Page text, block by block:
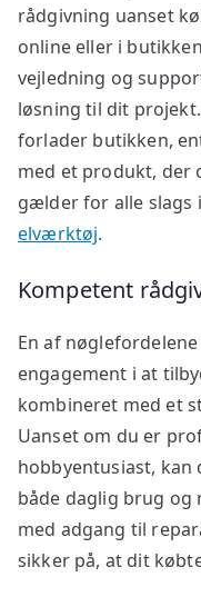
rådgivning uanset
online eller i
vejledning og
løsning til dit
forlader butikken,
med et produkt, der
gælder for alle
elværktøj.
Kompetent
En af
engagement i at
kombineret med et
Uanset om du er
hobbyentusiast,
både daglig brug og
med adgang til
sikker på, at dit